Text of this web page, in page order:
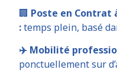
🏢 Poste en Contrat
:temps plein, basé
✈️ Mobilité
ponctuellement sur